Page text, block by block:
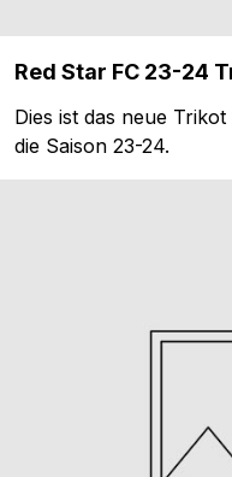
Red Star FC 23-24
Dies ist das neue
die Saison 23-24.